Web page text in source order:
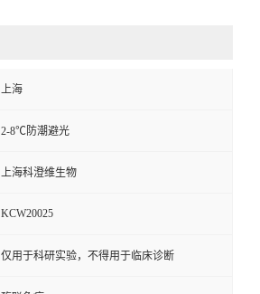
上海
2-8℃防潮避光
上海科澄维生物
KCW20025
仅用于科研实验，不得用于临床诊断